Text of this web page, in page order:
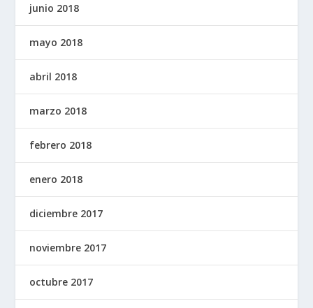
junio 2018
mayo 2018
abril 2018
marzo 2018
febrero 2018
enero 2018
diciembre 2017
noviembre 2017
octubre 2017